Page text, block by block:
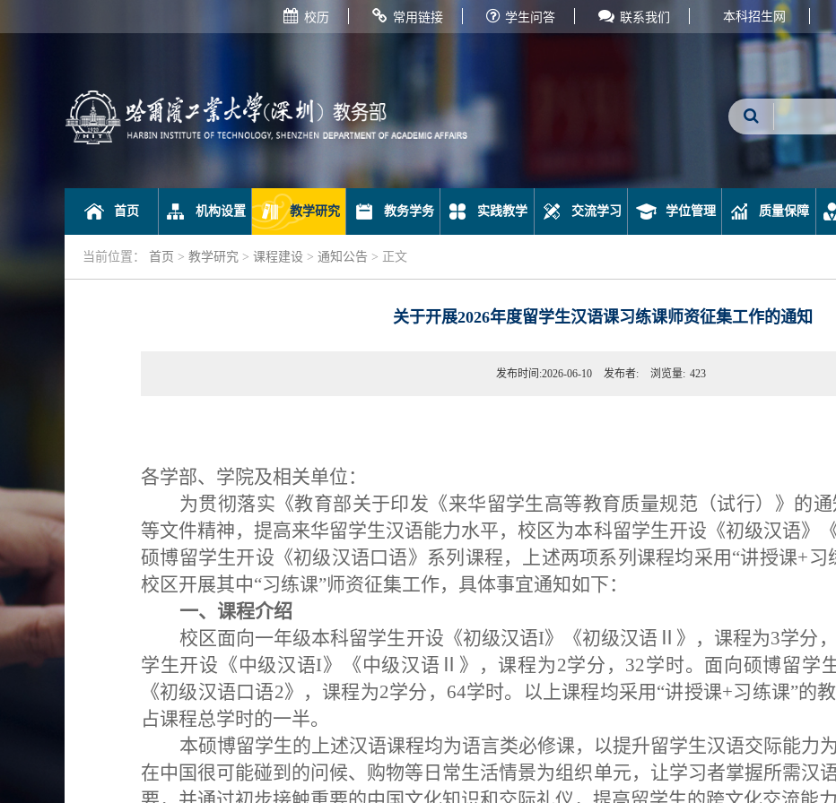
校历 常用链接 学生问答 联系我们 本科招生网
首页 机构设置 教学研究 教务学务 实践教学 交流学习 学位管理 质量保障
当前位置： 首页 > 教学研究 > 课程建设 > 通知公告 > 正文
关于开展2026年度留学生汉语课习练课师资征集工作的通知
发布时间:2026-06-10 发布者: 浏览量: 423
各学部、学院及相关单位：
为贯彻落实《教育部关于印发《来华留学生高等教育质量规范（试行）》的
等文件精神，提高来华留学生汉语能力水平，校区为本科留学生开设《初级汉语》
硕博留学生开设《初级汉语口语》系列课程，上述两项系列课程均采用 “讲授课+习
校区开展其中“习练课”师资征集工作，具体事宜通知如下：
一、课程介绍
校区面向一年级本科留学生开设《初级汉语I》《初级汉语 》， 课程为3学分
学生开设《中级汉语I》《中级汉语 》，课程为2学分， 32学时。 面向硕博留学
《初级汉语口语2》，课程为2学分， 64学时。 以上课程均采用 “讲授课+习练课”的
占课程总学时的一半。
本硕博留学生的上述汉语课程均为语言类必修课，以提升留学生汉语交际能力
在中国很可能碰到的问候、购物等日常生活情景为组织单元，让学习者掌握所需汉